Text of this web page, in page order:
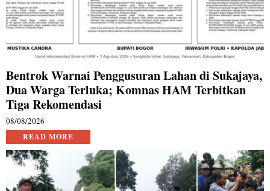
Bentrok Warnai Penggusuran Lahan di Sukajaya,
Dua Warga Terluka; Komnas HAM Terbitkan
Tiga Rekomendasi
08/08/2026
READ MORE